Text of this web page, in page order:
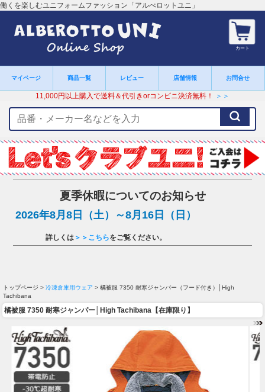
働くを楽しむユニフォームファッション「アルべロットユニ」
カート
マイページ 商品一覧 レビュー 店舗情報 お問合せ
11,000円以上購入で送料＆代引きorコンビニ決済無料！ ＞＞
ー
ワ
ー
ド
夏季休暇についてのお知らせ
2026年8月8日（土）～8月16日（日）
詳しくは ＞＞こちらをご覧ください。
トップページ > 冷凍倉庫用ウェア > 橘被服 7350 耐寒ジャンパー（フード付き）│High
Tachibana
橘被服 7350 耐寒ジャンパー│High Tachibana【在庫限り】